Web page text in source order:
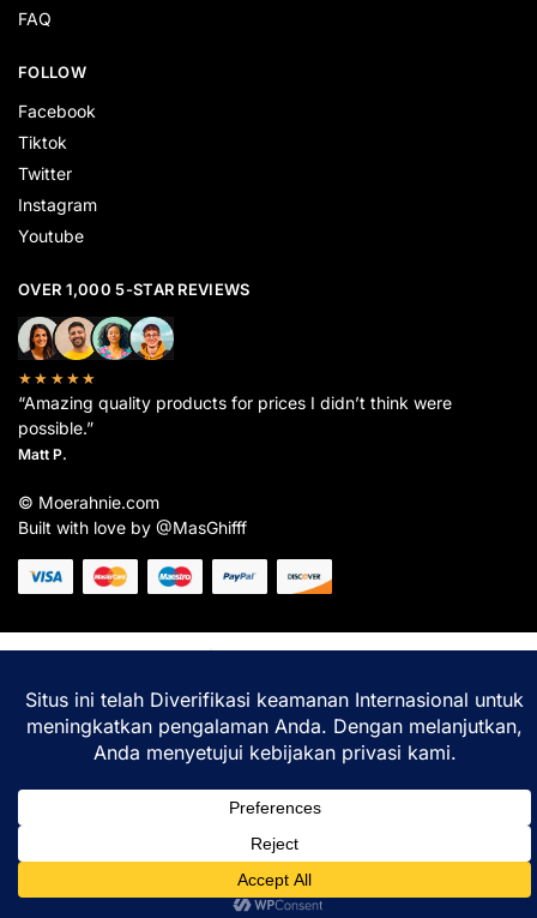
FAQ
FOLLOW
Facebook
Tiktok
Twitter
Instagram
Youtube
OVER 1,000 5-STAR REVIEWS
★★★★★
“Amazing quality products for prices I didn’t think were
possible.”
Matt P.
© Moerahnie.com
Built with love by @MasGhifff
Lacak
Moerahnie.com
pengalaman belanja terbaik Anda.